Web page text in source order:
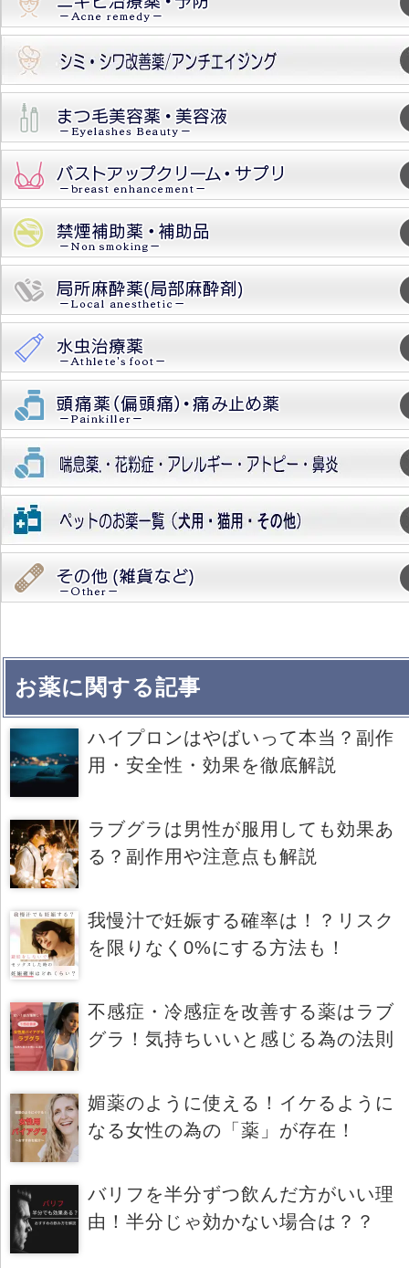
お薬に関する記事
ハイプロンはやばいって本当？副作
用・安全性・効果を徹底解説
ラブグラは男性が服用しても効果あ
る？副作用や注意点も解説
我慢汁で妊娠する確率は！？リスク
を限りなく0%にする方法も！
不感症・冷感症を改善する薬はラブ
グラ！気持ちいいと感じる為の法則
媚薬のように使える！イケるように
なる女性の為の「薬」が存在！
バリフを半分ずつ飲んだ方がいい理
由！半分じゃ効かない場合は？？